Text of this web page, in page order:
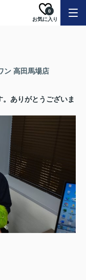
お気に入り
0
ン 高田馬場店
ありがとうございま